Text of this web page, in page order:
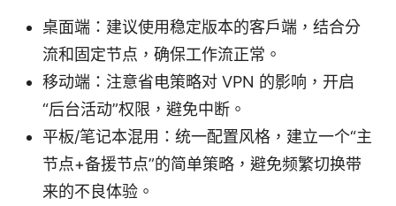
桌面端：建议使用稳定版本的客户端，结合分
流和固定节点，确保工作流正常。
移动端：注意省电策略对 VPN 的影响，开启
“后台活动”权限，避免中断。
平板/笔记本混用：统一配置风格，建立一个“主
节点+备援节点”的简单策略，避免频繁切换带
来的不良体验。